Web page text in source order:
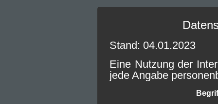
Stand: 04.01.2023
Eine Nutzung der
jede Angabe